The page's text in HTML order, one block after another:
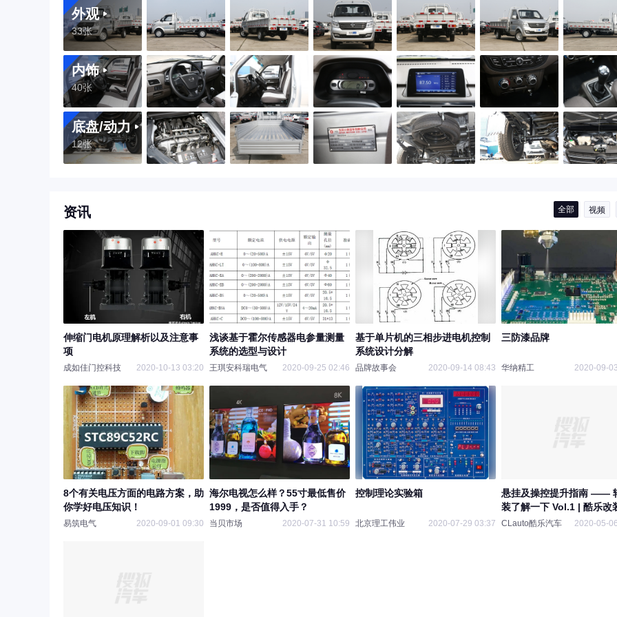
外观
33张
内饰
40张
底盘/动力
12张
资讯 全部 视频
伸缩门电机原理解析以及注意事
项
成如佳门控科技 2020-10-13 03:20
浅谈基于霍尔传感器电参量测量
系统的选型与设计
王琪安科瑞电气 2020-09-25 02:46
基于单片机的三相步进电机控制
系统设计分解
品牌故事会 2020-09-14 08:43
三防漆品牌
华纳精工 2020-09-
8个有关电压方面的电路方案，助
你学好电压知识！
易筑电气 2020-09-01 09:30
海尔电视怎么样？55寸最低售价
1999，是否值得入手？
当贝市场 2020-07-31 10:59
控制理论实验箱
北京理工伟业 2020-07-29 03:37
悬挂及操控提升指南 ——
装了解一下 Vol.1 | 酷乐改
CLauto酷乐汽车 2020-05-